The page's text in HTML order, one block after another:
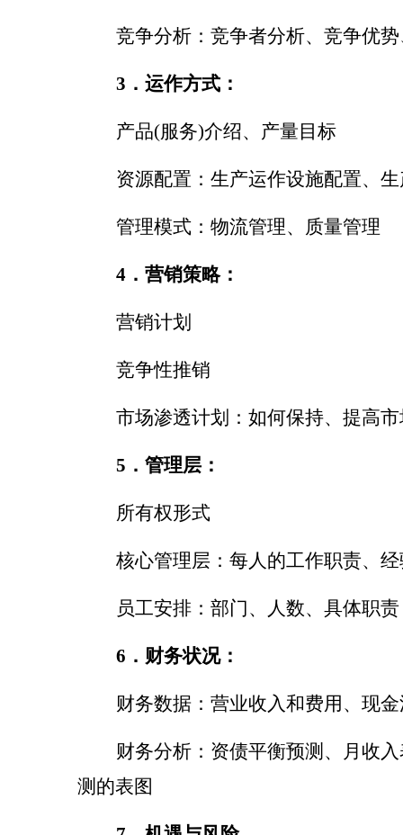
竞争分析：竞争者分析、竞争优
3 ．运作方式：
产品(服务)介绍、产量目标
资源配置：生产运作设施配置、
管理模式：物流管理、质量管理
4．营销策略：
营销计划
竞争性推销
市场渗透计划：如何保持、提高
5 ．管理层：
所有权形式
核心管理层：每人的工作职责、
员工安排：部门、人数、具体职责
6 ．财务状况：
财务数据：营业收入和费用、现
财务分析：资债平衡预测、月收
测的表图